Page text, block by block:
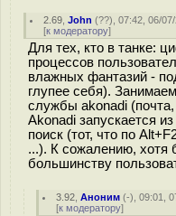
2.69 ,John (??), 07:42, 06/
[к модератору]
Для тех, кто в танке:
процессов
влажных фантазий -
глупее себя).
службы akonadi
Akonadi запускается
поиск (тот, что по
...). К сожалению, хотя
большинству
3.92 ,Аноним (-), 09:01,
[к модератору]